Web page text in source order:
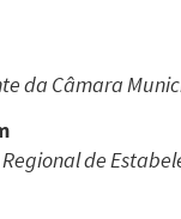
da Câmara
de